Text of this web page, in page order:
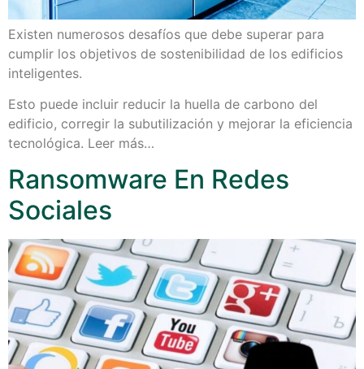
Existen numerosos desafíos que debe superar para
cumplir los objetivos de sostenibilidad de los edificios
inteligentes.
Esto puede incluir reducir la huella de carbono del
edificio, corregir la subutilización y mejorar la eficiencia
tecnológica. Leer más…
Ransomware En Redes
Sociales